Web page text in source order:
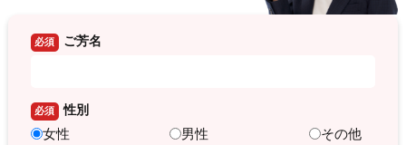
必須 ご芳名
必須 性別
女性 男性 その他